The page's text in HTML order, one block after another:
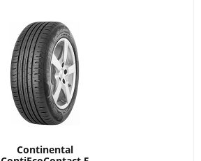
Continental